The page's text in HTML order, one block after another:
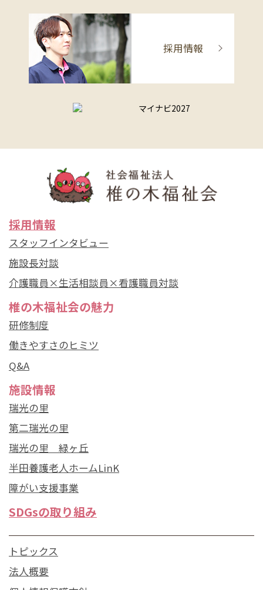
採用情報
採用情報
スタッフインタビュー
施設長対談
介護職員×生活相談員×看護職員対談
椎の木福祉会の魅力
研修制度
働きやすさのヒミツ
Q&A
施設情報
瑞光の里
第二瑞光の里
瑞光の里 緑ヶ丘
半田養護老人ホームLinK
障がい支援事業
SDGsの取り組み
トピックス
法人概要